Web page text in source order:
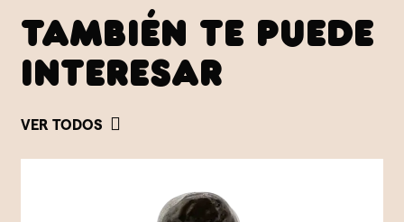
TAMBIÉN TE PUEDE
INTERESAR
VER TODOS